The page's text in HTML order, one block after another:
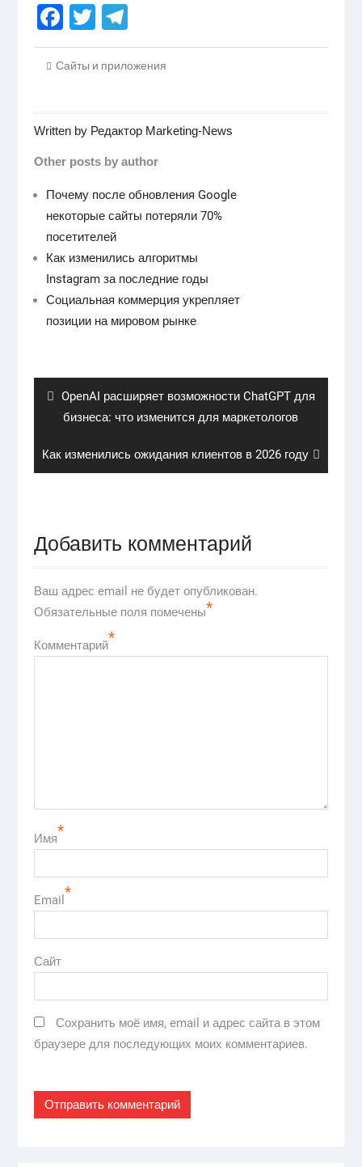
Facebook
TwitterTelegram
Сайты и приложения
Written by Редактор Marketing-News
Other posts by author
Почему после обновления Google
некоторые сайты потеряли 70%
посетителей
Как изменились алгоритмы
Instagram за последние годы
Социальная коммерция укрепляет
позиции на мировом рынке
записям
Previous
post:
OpenAI расширяет возможности ChatGPT для
бизнеса: что изменится для маркетологов
Next
post:
Как изменились ожидания клиентов в 2026 году
Добавить комментарий
Ваш адрес email не будет опубликован.
Обязательные поля помечены*
Комментарий*
Имя*
Email *
Сайт
Сохранить моё имя, email и адрес сайта в этом
браузере для последующих моих комментариев.